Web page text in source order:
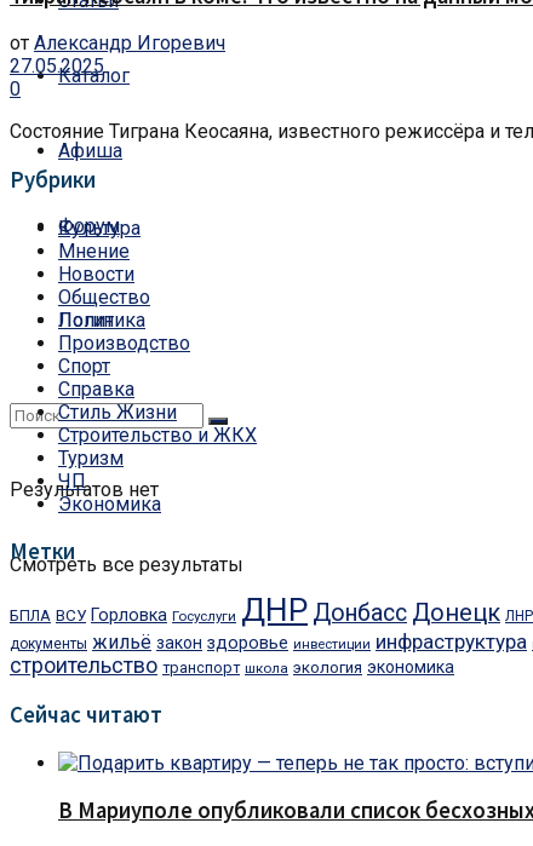
Каталог
Афиша
Форум
Логин
Результатов нет
Смотреть все результаты
от Александр Игоревич
27.05.2025
0
Состояние Тиграна Кеосаяна, известного режиссёра
Рубрики
Культура
Мнение
Новости
Общество
Политика
Производство
Спорт
Справка
Стиль Жизни
Строительство и ЖКХ
Туризм
ЧП
Экономика
Метки
БПЛА ВСУ Горловка Госуслуги ДНР Донбасс Донецк ЛНР
документы жильё закон здоровье инвестиции инфраструктура
строительство транспорт школа экология экономика
Сейчас читают
В Мариуполе опубликовали список